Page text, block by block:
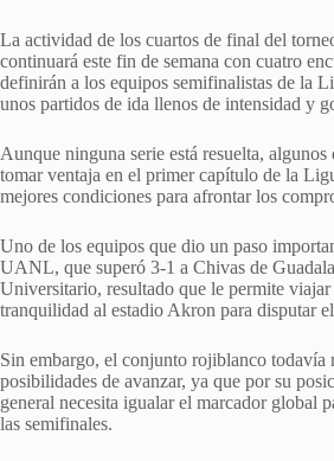
La actividad de los cuartos de final del
continuará este fin de semana con cuatro
definirán a los equipos semifinalistas de la
unos partidos de ida llenos de intensidad y
Aunque ninguna serie está resuelta, algunos
tomar ventaja en el primer capítulo de la
mejores condiciones para afrontar los
Uno de los equipos que dio un paso
UANL, que superó 3-1 a Chivas de
Universitario, resultado que le permite
tranquilidad al estadio Akron para disputar
Sin embargo, el conjunto rojiblanco todavía
posibilidades de avanzar, ya que por su
general necesita igualar el marcador global
las semifinales.